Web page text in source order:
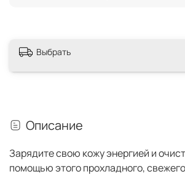
Выбрать
Описание
Зарядите свою кожу энергией и
помощью этого прохладного, свежего